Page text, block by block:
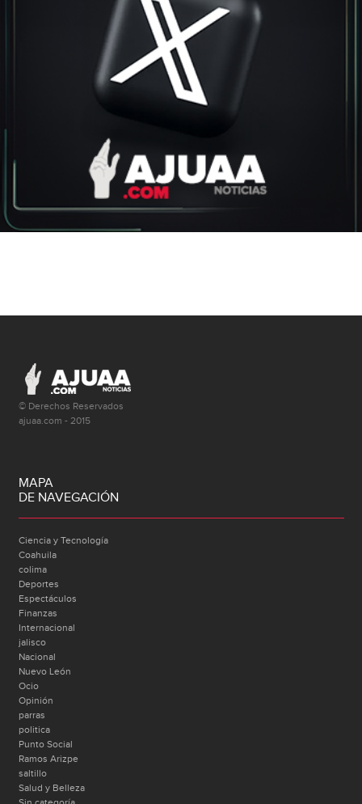
© Derechos Reservados
ajuaa.com - 2015
MAPA
DE NAVEGACIÓN
Ciencia y Tecnología
Coahuila
colima
Deportes
Espectáculos
Finanzas
Internacional
jalisco
Nacional
Nuevo León
Ocio
Opinión
parras
politica
Punto Social
Ramos Arizpe
saltillo
Salud y Belleza